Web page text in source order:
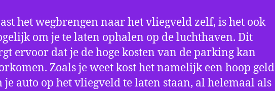
het wegbrengen naar het vliegveld zelf, is het ook
om je te laten ophalen op de luchthaven. Dit
ervoor dat je de hoge kosten van de parking kan
Zoals je weet kost het namelijk een hoop geld
je auto op het vliegveld te laten staan, al helemaal als